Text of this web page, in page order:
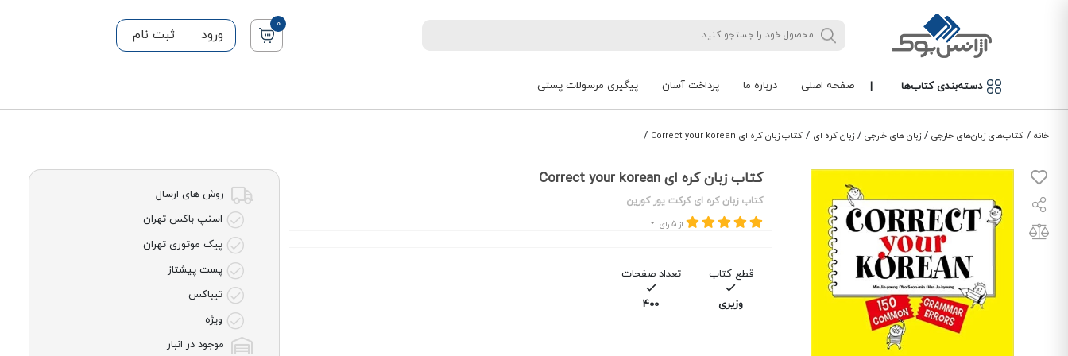
0
ورود ثبت نام
دسته‌بندی کتاب‌ها | صفحه اصلی درباره ما پرداخت آسان پیگیری مرسولات پستی
خانه / کتاب‌های زبان‌های خارجی / زبان های خارجی / زبان کره ای / کتاب زبان کره ای Correct your korean /
کتاب زبان کره ای Correct your korean
کتاب زبان کره ای کرکت یور کورین
از 5 رای
قطع کتاب
وزیری
تعداد صفحات
400
روش های ارسال
اسنپ باکس تهران
پیک موتوری تهران
پست پیشتاز
تیباکس
ویژه
موجود در انبار